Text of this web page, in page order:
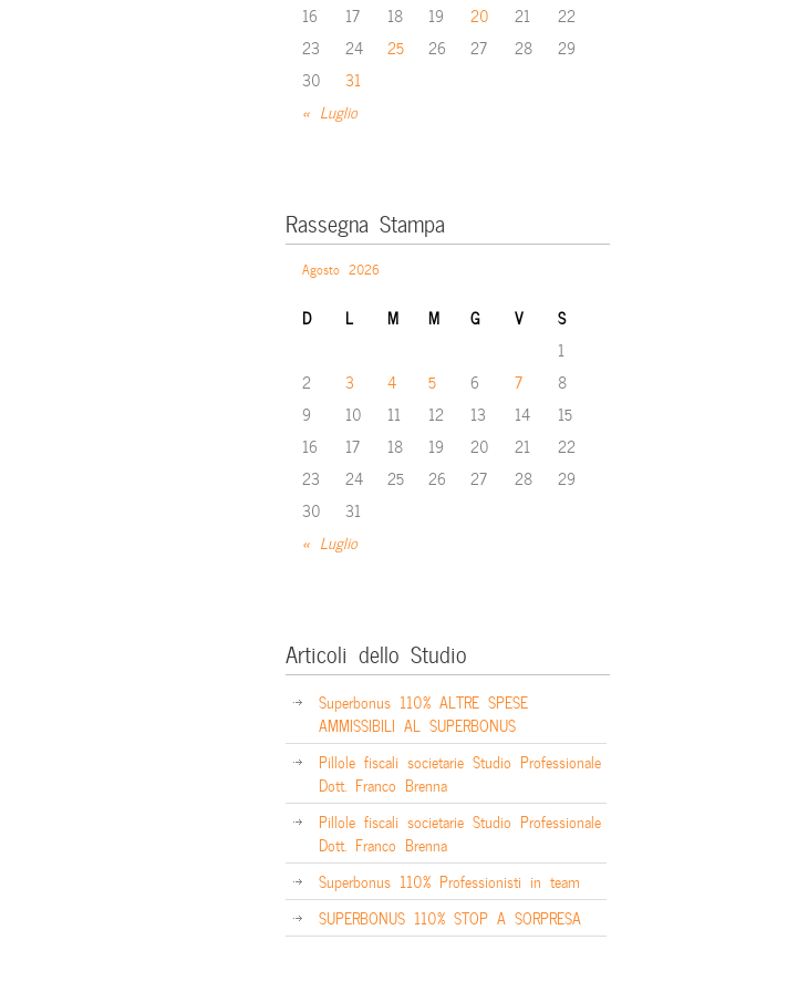
« Luglio
16
17 18 19 20 21
22
23
24 25 26 27 28
29
30
31
Rassegna Stampa
Agosto 2026
D L M M G V S
« Luglio
1
2
3 4 5 6 7
8
9
10 11 12 13 14
15
16
17 18 19 20 21
22
23
24 25 26 27 28
29
30
31
Articoli dello Studio
Superbonus 110% ALTRE SPESE
AMMISSIBILI AL SUPERBONUS
Pillole fiscali societarie Studio Professionale
Dott. Franco Brenna
Pillole fiscali societarie Studio Professionale
Dott. Franco Brenna
Superbonus 110% Professionisti in team
SUPERBONUS 110% STOP A SORPRESA